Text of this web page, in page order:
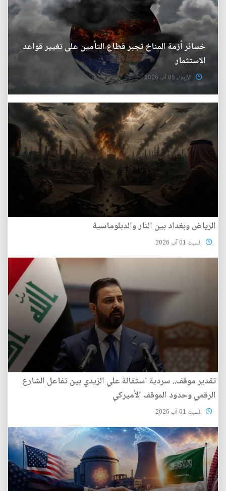
خسائر أزمة المناخ تجبر قطاع التأمين على تغيير قواعد
الاستثمار
الأربعاء 05 آب 2026
الرياض وبغداد بين النار والدبلوماسية
السبت 01 آب 2026
تقدير موقف.. سردية استقالة علي الزيدي بين تفاعل الشارع
الرقمي وحدود الموقف الأميركي
السبت 01 آب 2026